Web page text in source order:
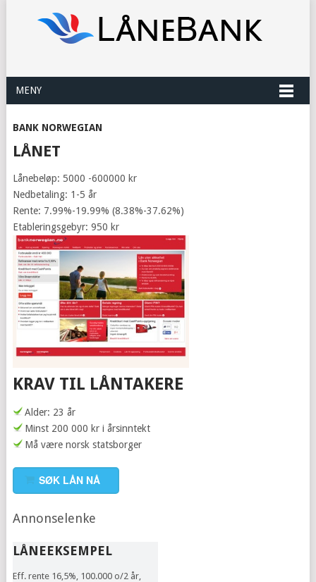
MENY
BANK NORWEGIAN
LÅNET
Lånebeløp: 5000 -600000 kr
Nedbetaling: 1-5 år
Rente: 7.99%-19.99% (8.38%-37.62%)
Etableringsgebyr: 950 kr
KRAV TIL LÅNTAKERE
Alder: 23 år
Minst 200 000 kr i årsinntekt
Må være norsk statsborger
SØK LÅN NÅ
Annonselenke
LÅNEEKSEMPEL
Eff. rente 16,5%, 100.000 o/2 år,